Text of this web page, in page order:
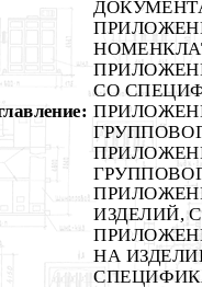
СО
ИЗДЕЛИЙ,
НА